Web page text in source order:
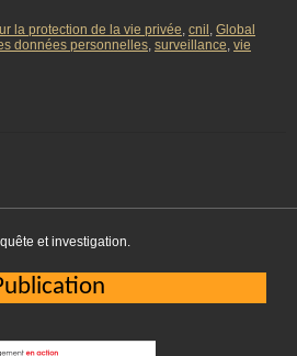
la protection de la vie privée, cnil , Global
données personnelles, surveillance, vie
et investigation.